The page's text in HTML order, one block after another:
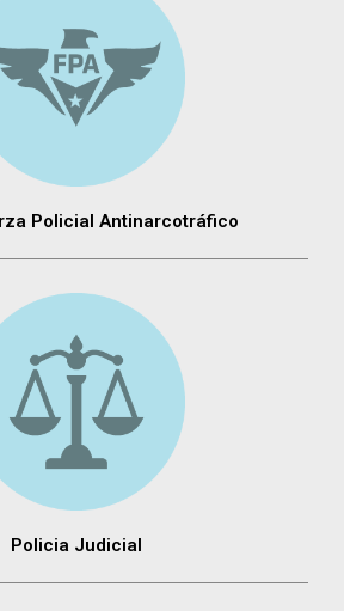
Policial Antinarcotráfico
Policia Judicial